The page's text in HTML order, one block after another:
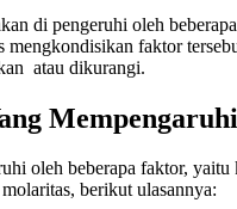
di pengeruhi oleh
mengkondisikan faktor
atau dikurangi.
oleh beberapa faktor, yaitu
berikut ulasannya: